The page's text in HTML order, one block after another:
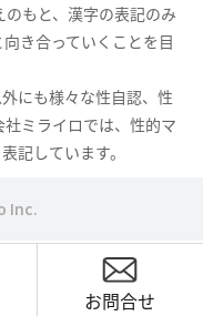
もと、漢字の表記のみ
き合っていくことを目
にも様々な性自認、性
ミライロでは、性的マ
記しています。
Inc.
お問合せ